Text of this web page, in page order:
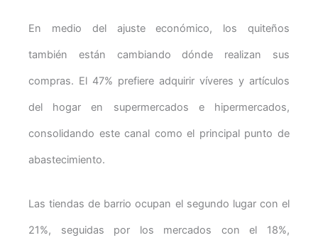
En medio del ajuste económico, los quiteños
también están cambiando dónde realizan sus
compras. El 47% prefiere adquirir víveres y artículos
del hogar en supermercados e hipermercados,
consolidando este canal como el principal punto de
abastecimiento.
Las tiendas de barrio ocupan el segundo lugar con el
21%, seguidas por los mercados con el 18%,